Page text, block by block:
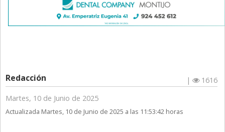
Redacción |
1616
Martes, 10 de Junio de 2025
Actualizada Martes, 10 de Junio de 2025 a las 11:53:42 horas